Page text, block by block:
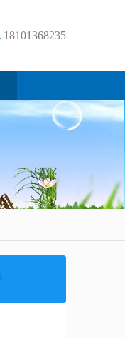
18101368235